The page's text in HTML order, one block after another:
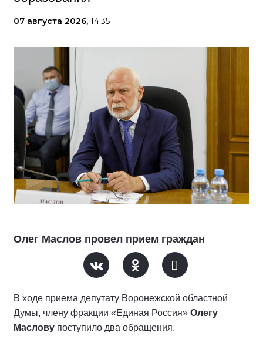
07 августа 2026, 14:35
Олег Маслов провел прием граждан
В ходе приема депутату Воронежской областной
Думы, члену фракции «Единая Россия» Олегу
Маслову поступило два обращения.